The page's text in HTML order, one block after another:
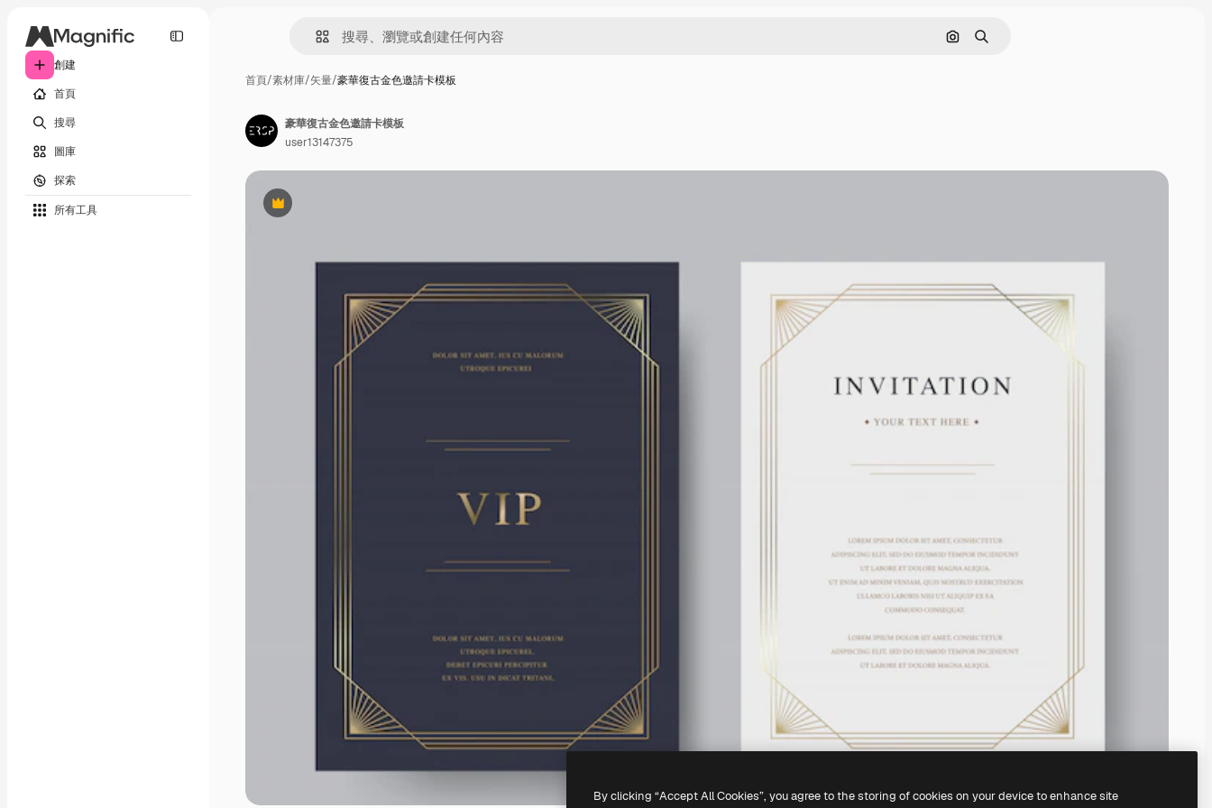
創建
首頁
搜尋
圖庫
探索
所有工具
通過圖像搜索
搜尋
首頁/素材庫/矢量/豪華復古金色邀請卡模板
Premium
豪華復古金色邀請卡模板
user13147375
By clicking “Accept All Cookies”, you agree to the storing of cookies on your device to enhance site